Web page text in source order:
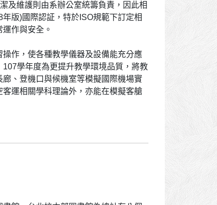
及維護則由系辦公室統籌負責，因此相
版)國際認証，特於ISO規範下訂定相
作與安全。
作，使各種教學儀器及設備能充分應
學年度為更提升教學環境品質，將教
、登機口與候機室等模擬國際機場實
運相關學科理論外，亦能在模擬客艙